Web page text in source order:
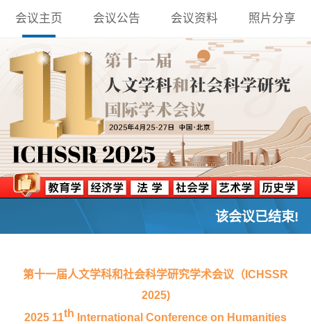
会议主页 会议公告 会议资料 照片分享
该会议已结束!
第十一届人文学科和社会科学研究学术会议（ICHSSR
2025)
2025 11th International Conference on Humanities